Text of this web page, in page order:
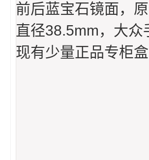
前后蓝宝石镜面，
直径38.5mm，大众
现有少量正品专柜